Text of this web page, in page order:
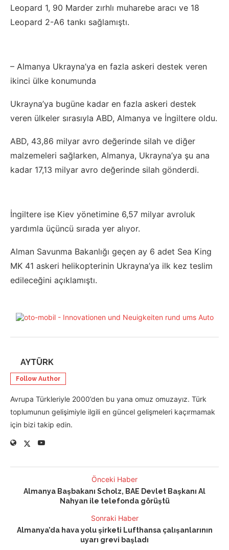
Leopard 1, 90 Marder zırhlı muharebe aracı ve 18
Leopard 2-A6 tankı sağlamıştı.
– Almanya Ukrayna’ya en fazla askeri destek veren
ikinci ülke konumunda
Ukrayna’ya bugüne kadar en fazla askeri destek
veren ülkeler sırasıyla ABD, Almanya ve İngiltere oldu.
ABD, 43,86 milyar avro değerinde silah ve diğer
malzemeleri sağlarken, Almanya, Ukrayna’ya şu ana
kadar 17,13 milyar avro değerinde silah gönderdi.
İngiltere ise Kiev yönetimine 6,57 milyar avroluk
yardımla üçüncü sırada yer alıyor.
Alman Savunma Bakanlığı geçen ay 6 adet Sea King
MK 41 askeri helikopterinin Ukrayna’ya ilk kez teslim
edileceğini açıklamıştı.
AYTÜRK
Follow Author
Avrupa Türkleriyle 2000’den bu yana omuz omuzayız. Türk
toplumunun gelişimiyle ilgili en güncel gelişmeleri kaçırmamak
için bizi takip edin.
Önceki Haber
Almanya Başbakanı Scholz, BAE Devlet Başkanı Al
Nahyan ile telefonda görüştü
Sonraki Haber
Almanya’da hava yolu şirketi Lufthansa çalışanlarının
uyarı grevi başladı